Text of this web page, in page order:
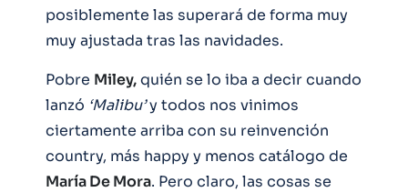
posiblemente las superará de forma muy
muy ajustada tras las navidades.
Pobre Miley,quién se lo iba a decir cuando
lanzó ‘Malibu’y todos nos vinimos
ciertamente arriba con su reinvención
country, más happy y menos catálogo de
María De Mora. Pero claro, las cosas se